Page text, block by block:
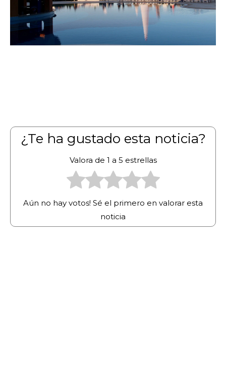
¿Te ha gustado esta noticia?
Valora de 1 a 5 estrellas
Aún no hay votos! Sé el primero en valorar esta
noticia